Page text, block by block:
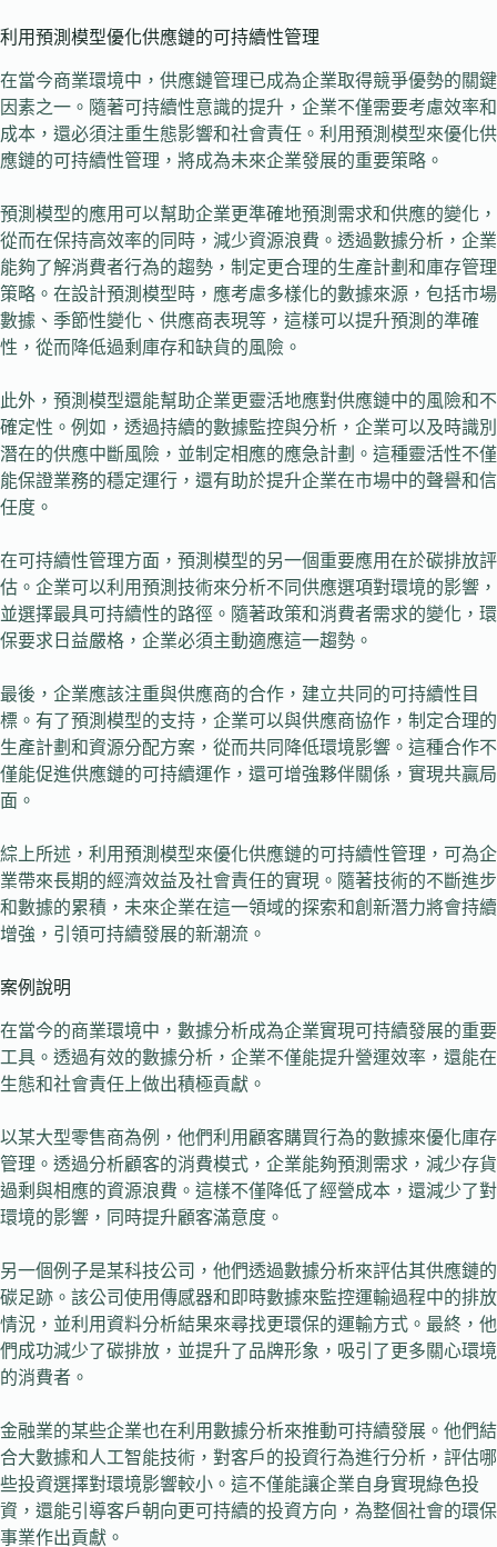
利用預測模型優化供應鏈的可持續性管理
在當今商業環境中，供應鏈管理已成為企業取得競爭優勢的關鍵
因素之一。隨著可持續性意識的提升，企業不僅需要考慮效率和
成本，還必須注重生態影響和社會責任。利用預測模型來優化供
應鏈的可持續性管理，將成為未來企業發展的重要策略。
預測模型的應用可以幫助企業更準確地預測需求和供應的變化，
從而在保持高效率的同時，減少資源浪費。透過數據分析，企業
能夠了解消費者行為的趨勢，制定更合理的生產計劃和庫存管理
策略。在設計預測模型時，應考慮多樣化的數據來源，包括市場
數據、季節性變化、供應商表現等，這樣可以提升預測的準確
性，從而降低過剩庫存和缺貨的風險。
此外，預測模型還能幫助企業更靈活地應對供應鏈中的風險和不
確定性。例如，透過持續的數據監控與分析，企業可以及時識別
潛在的供應中斷風險，並制定相應的應急計劃。這種靈活性不僅
能保證業務的穩定運行，還有助於提升企業在市場中的聲譽和信
任度。
在可持續性管理方面，預測模型的另一個重要應用在於碳排放評
估。企業可以利用預測技術來分析不同供應選項對環境的影響，
並選擇最具可持續性的路徑。隨著政策和消費者需求的變化，環
保要求日益嚴格，企業必須主動適應這一趨勢。
最後，企業應該注重與供應商的合作，建立共同的可持續性目
標。有了預測模型的支持，企業可以與供應商協作，制定合理的
生產計劃和資源分配方案，從而共同降低環境影響。這種合作不
僅能促進供應鏈的可持續運作，還可增強夥伴關係，實現共贏局
面。
綜上所述，利用預測模型來優化供應鏈的可持續性管理，可為企
業帶來長期的經濟效益及社會責任的實現。隨著技術的不斷進步
和數據的累積，未來企業在這一領域的探索和創新潛力將會持續
增強，引領可持續發展的新潮流。
案例說明
在當今的商業環境中，數據分析成為企業實現可持續發展的重要
工具。透過有效的數據分析，企業不僅能提升營運效率，還能在
生態和社會責任上做出積極貢獻。
以某大型零售商為例，他們利用顧客購買行為的數據來優化庫存
管理。透過分析顧客的消費模式，企業能夠預測需求，減少存貨
過剩與相應的資源浪費。這樣不僅降低了經營成本，還減少了對
環境的影響，同時提升顧客滿意度。
另一個例子是某科技公司，他們透過數據分析來評估其供應鏈的
碳足跡。該公司使用傳感器和即時數據來監控運輸過程中的排放
情況，並利用資料分析結果來尋找更環保的運輸方式。最終，他
們成功減少了碳排放，並提升了品牌形象，吸引了更多關心環境
的消費者。
金融業的某些企業也在利用數據分析來推動可持續發展。他們結
合大數據和人工智能技術，對客戶的投資行為進行分析，評估哪
些投資選擇對環境影響較小。這不僅能讓企業自身實現綠色投
資，還能引導客戶朝向更可持續的投資方向，為整個社會的環保
事業作出貢獻。